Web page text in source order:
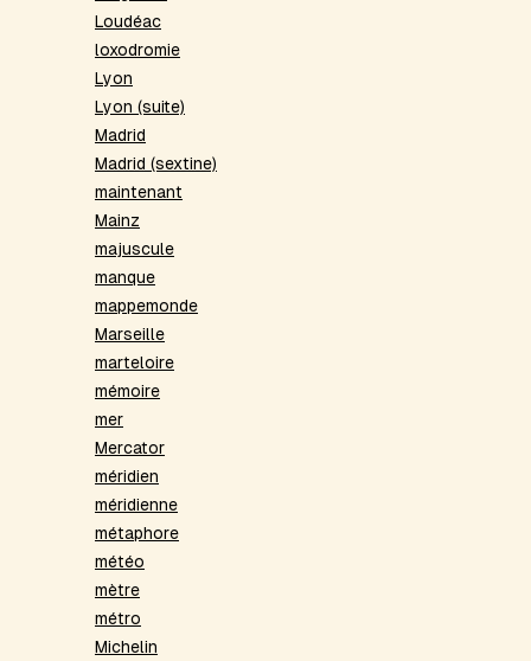
Loudéac
loxodromie
Lyon
Lyon (suite)
Madrid
Madrid (sextine)
maintenant
Mainz
majuscule
manque
mappemonde
Marseille
marteloire
mémoire
mer
Mercator
méridien
méridienne
métaphore
météo
mètre
métro
Michelin